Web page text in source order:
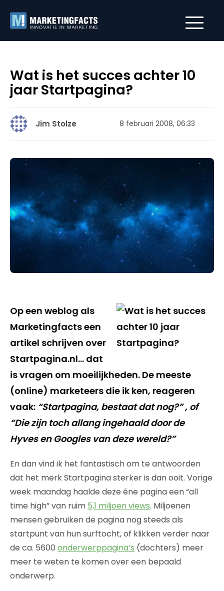
Wat is het succes achter 10
jaar Startpagina?
Jim Stolze 8 februari 2008, 06:33
Op een weblog als
Marketingfacts een
artikel schrijven over
Startpagina.nl… dat
is vragen om moeilijkheden. De meeste
(online) marketeers die ik ken, reageren
vaak: “Startpagina, bestaat dat nog?” , of
“Die zijn toch allang ingehaald door de
Hyves en Googles van deze wereld?”
En dan vind ik het fantastisch om te antwoorden
dat het merk Startpagina sterker is dan ooit. Vorige
week maandag haalde deze éne pagina een “all
time high” van ruim 5,1 miljoen views. Miljoenen
mensen gebruiken de pagina nog steeds als
startpunt van hun surftocht, of klikken verder naar
de ca. 5600 onderwerppagina’s (dochters) meer
meer te weten te komen over een bepaald
onderwerp.